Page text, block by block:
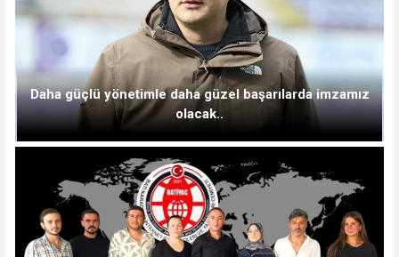
Daha güçlü yönetimle daha güzel başarılarda imzamız
olacak..